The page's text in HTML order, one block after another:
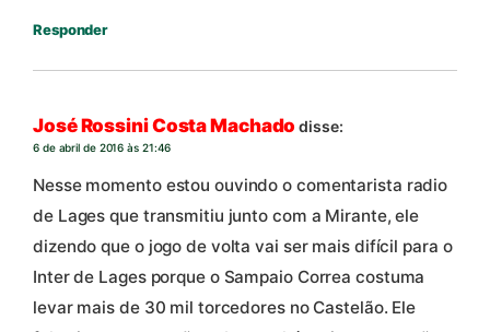
Responder
José Rossini Costa Machado disse:
6 de abril de 2016 às 21:46
Nesse momento estou ouvindo o comentarista radio
de Lages que transmitiu junto com a Mirante, ele
dizendo que o jogo de volta vai ser mais difícil para o
Inter de Lages porque o Sampaio Correa costuma
levar mais de 30 mil torcedores no Castelão. Ele